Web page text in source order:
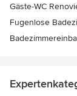
Gäste-WC
Fugenlose